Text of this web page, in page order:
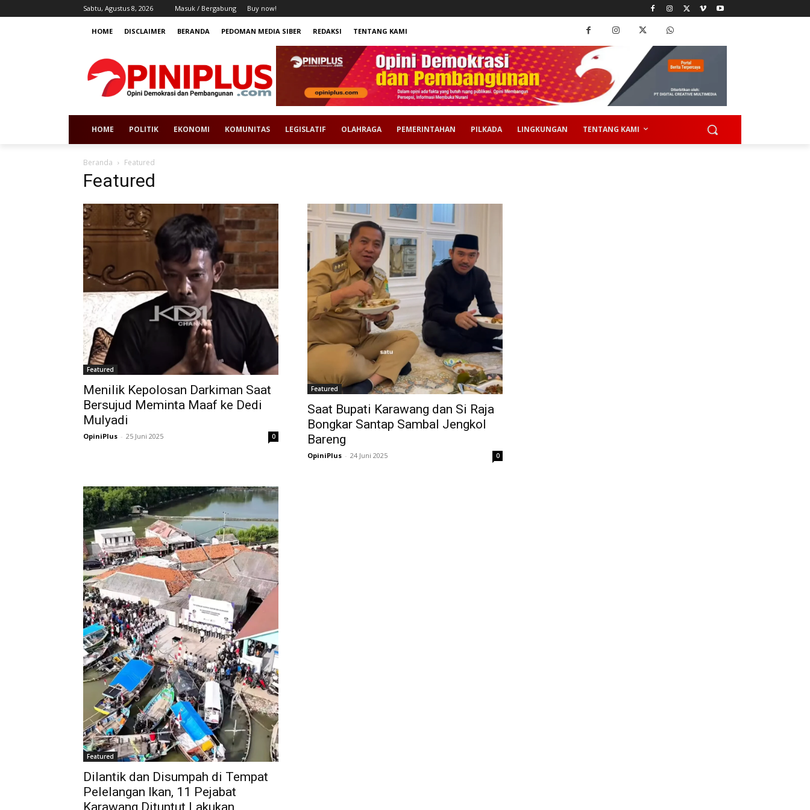
Sabtu, Agustus 8, 2026 Masuk / Bergabung Buy now!
HOME DISCLAIMER BERANDA PEDOMAN MEDIA SIBER REDAKSI TENTANG KAMI
HOME POLITIK EKONOMI KOMUNITAS LEGISLATIF OLAHRAGA PEMERINTAHAN PILKADA LINGKUNGAN TENTANG KAMI
Beranda Featured
Featured
Featured
Menilik Kepolosan Darkiman Saat
Bersujud Meminta Maaf ke Dedi
Mulyadi
OpiniPlus - 25 Juni 2025 0
Featured
Saat Bupati Karawang dan Si Raja
Bongkar Santap Sambal Jengkol
Bareng
OpiniPlus - 24 Juni 2025 0
Featured
Dilantik dan Disumpah di Tempat
Pelelangan Ikan, 11 Pejabat
Karawang Dituntut Lakukan